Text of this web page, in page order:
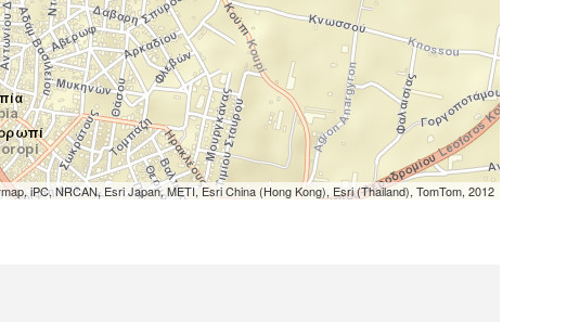
iPC, NRCAN, Esri Japan, METI, Esri China (Hong Kong), Esri (Thailand), TomTom, 2012